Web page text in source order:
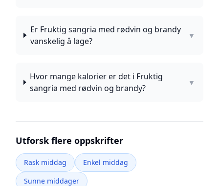
Er Fruktig sangria med rødvin og brandy
vanskelig å lage?
▼
Hvor mange kalorier er det i Fruktig
sangria med rødvin og brandy?
▼
Utforsk flere oppskrifter
Rask middag
Enkel middag
Sunne middager